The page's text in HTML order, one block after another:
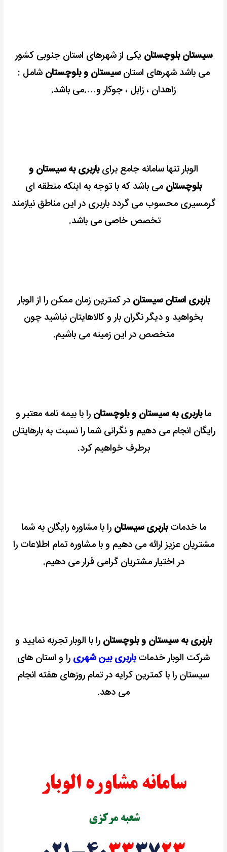
سیستان بلوچستان یکی از شهرهای استان جنوبی کشور
می باشد شهرهای استانسیستان و بلوچستان شامل :
زاهدان ، زابل ، جوکار و….می باشد.
الوبار تنها سامانه جامع برایباربری به سیستان و
بلوچستان می باشد که با توجه به اینکه منطقه ای
گرمسیری محسوب می گردد باربری در این مناطق نیازمند
تخصص خاصی می باشد.
باربری استان سیستان در کمترین زمان ممکن را از الوبار
بخواهید و دیگر نگران بار و کالاهایتان نباشید چون
متخصص در این زمینه می باشیم.
ماباربری به سیستان و بلوچستان را با بیمه نامه معتبر و
رایگان انجام می دهیم و نگرانی شما را نسبت به بارهایتان
برطرف خواهیم کرد.
ما خدماتباربری سیستان را با مشاوره رایگان به شما
مشتریان عزیز ارائه می دهیم و با مشاوره تمام اطلاعات را
در اختیار مشتریان گرامی قرار می دهیم.
باربری به سیستان و بلوچستان را با الوبار تجربه نمایید و
شرکت الوبار خدماتباربری بین شهری را و استان های
سیستان را با کمترین کرایه در تمام روزهای هفته انجام
می دهد.